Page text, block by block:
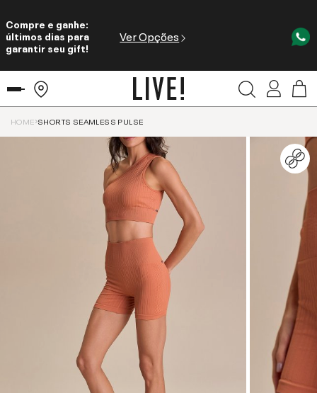
Compre e ganhe:
últimos dias para
garantir seu gift!
Ver Opções
HOME SHORTS SEAMLESS PULSE